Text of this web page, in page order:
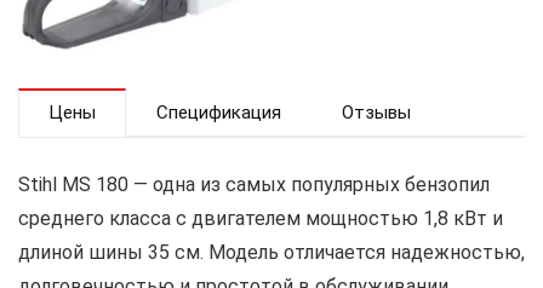
Цены Спецификация Отзывы
Stihl MS 180 — одна из самых популярных бензопил
среднего класса с двигателем мощностью 1,8 кВт и
длиной шины 35 см. Модель отличается надежностью,